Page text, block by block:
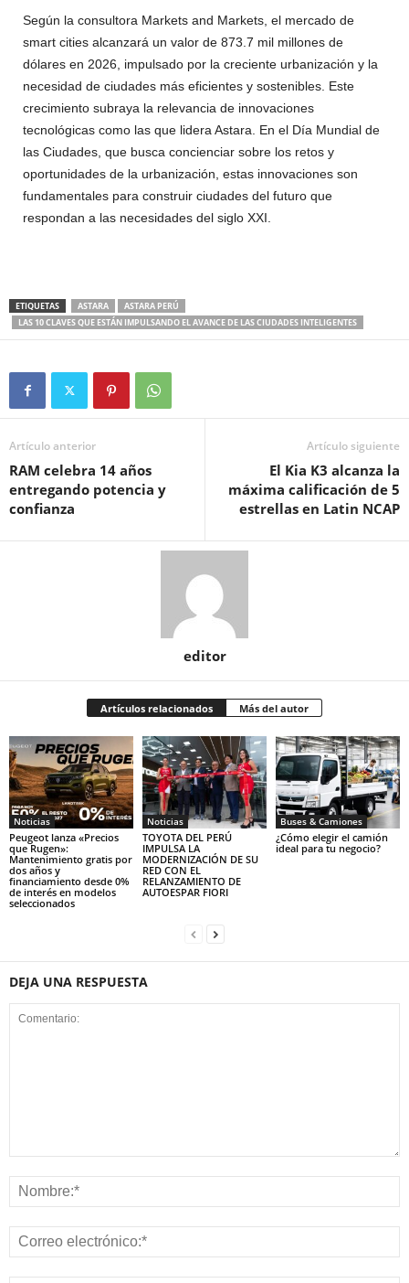
Según la consultora Markets and Markets, el mercado de
smart cities alcanzará un valor de 873.7 mil millones de
dólares en 2026, impulsado por la creciente urbanización y la
necesidad de ciudades más eficientes y sostenibles. Este
crecimiento subraya la relevancia de innovaciones
tecnológicas como las que lidera Astara. En el Día Mundial de
las Ciudades, que busca concienciar sobre los retos y
oportunidades de la urbanización, estas innovaciones son
fundamentales para construir ciudades del futuro que
respondan a las necesidades del siglo XXI.
ETIQUETAS ASTARA
ASTARA PERÚ
LAS 10 CLAVES QUE ESTÁN IMPULSANDO EL AVANCE DE LAS CIUDADES INTELIGENTES
Artículo anterior
RAM celebra 14 años
entregando potencia y
confianza
Artículo siguiente
El Kia K3 alcanza la
máxima calificación de 5
estrellas en Latin NCAP
editor
Artículos relacionados Más del autor
Noticias
Peugeot lanza «Precios
que Rugen»:
Mantenimiento gratis por
dos años y
financiamiento desde 0%
de interés en modelos
seleccionados
Noticias
TOYOTA DEL PERÚ
IMPULSA LA
MODERNIZACIÓN DE SU
RED CON EL
RELANZAMIENTO DE
AUTOESPAR FIORI
Buses & Camiones
¿Cómo elegir el camión
ideal para tu negocio?
DEJA UNA RESPUESTA